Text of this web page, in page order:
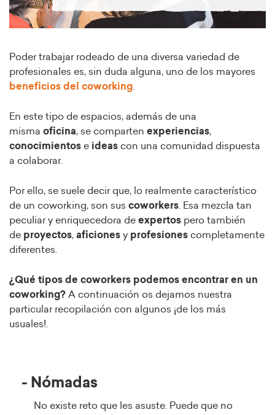
Poder trabajar rodeado de una diversa variedad de
profesionales es, sin duda alguna, uno de los mayores
beneficios del coworking.
En este tipo de espacios, además de una
misma oficina, se comparten experiencias,
conocimientos e ideas con una comunidad dispuesta
a colaborar.
Por ello, se suele decir que, lo realmente característico
de un coworking, son sus coworkers. Esa mezcla tan
peculiar y enriquecedora de expertos pero también
de proyectos, aficiones y profesiones completamente
diferentes.
¿Qué tipos de coworkers podemos encontrar en un
coworking? A continuación os dejamos nuestra
particular recopilación con algunos ¡de los más
usuales!.
- Nómadas
No existe reto que les asuste. Puede que no